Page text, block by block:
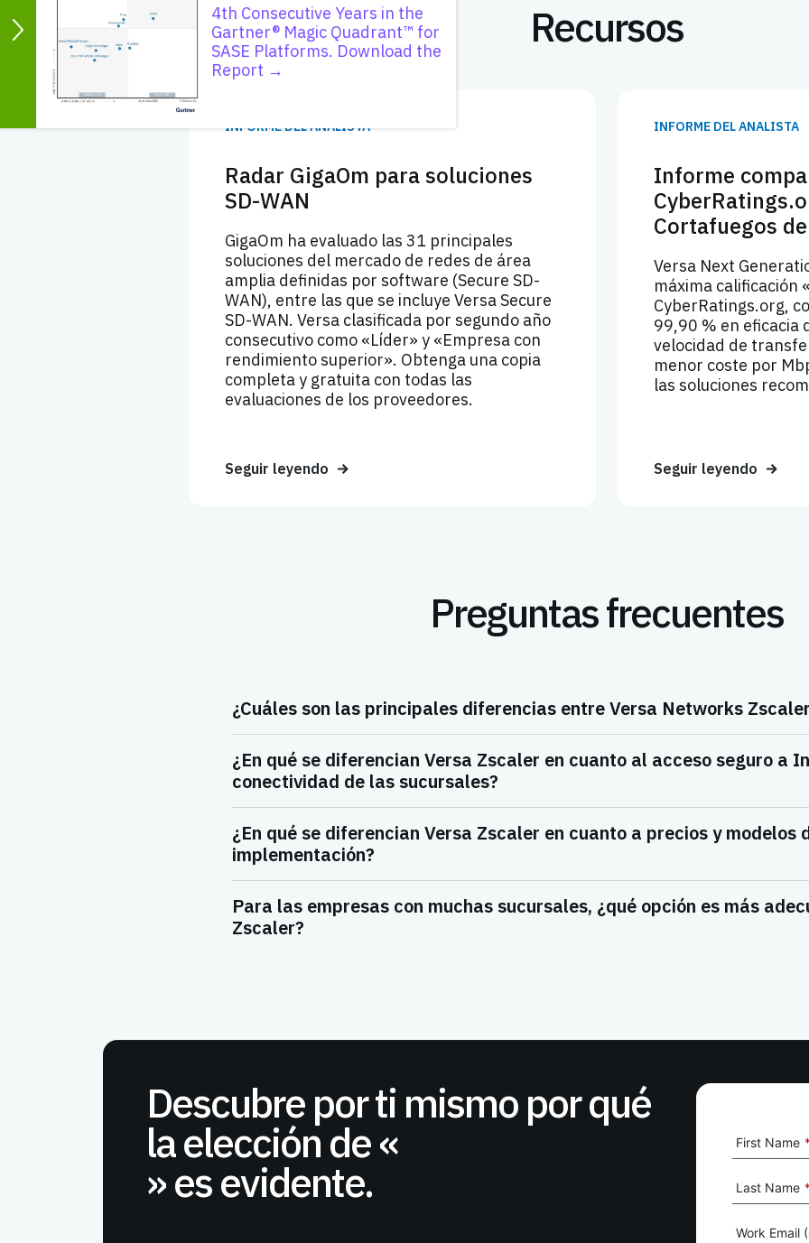
Recursos
INFORME DEL ANALISTA
Radar GigaOm para soluciones
SD-WAN
GigaOm ha evaluado las 31 principales
soluciones del mercado de redes de área
amplia definidas por software (Secure SD-
WAN), entre las que se incluye Versa Secure
SD-WAN. Versa clasificada por segundo año
consecutivo como «Líder» y «Empresa con
rendimiento superior». Obtenga una copia
completa y gratuita con todas las
evaluaciones de los proveedores.
Seguir leyendo
INFORME DEL ANALISTA
Informe
Cortafuegos
Versa Next
máxima calificación
CyberRatings.org,
99,90 % en eficacia
velocidad de
menor coste por
las soluciones
Seguir leyendo
Preguntas frecuentes
¿Cuáles son las principales diferencias entre Versa Networks Zscaler
¿En qué se diferencian Versa Zscaler en cuanto al acceso seguro a
conectividad de las sucursales?
¿En qué se diferencian Versa Zscaler en cuanto a precios y modelos
implementación?
Para las empresas con muchas sucursales, ¿qué opción es más
Zscaler?
Descubre por ti mismo por qué
la elección de «
» es evidente.
*
First Name
*
Last Name
Work Email
4th Consecutive Years in the
Gartner® Magic Quadrant™ for
SASE Platforms. Download the
Report →